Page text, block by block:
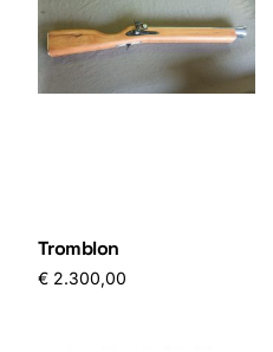
Tromblon
€ 2.300,00